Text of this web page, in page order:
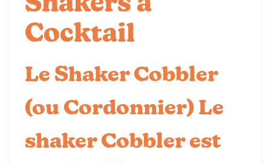
Cocktail
Le Shaker Cobbler
(ou Cordonnier) Le
shaker Cobblerest